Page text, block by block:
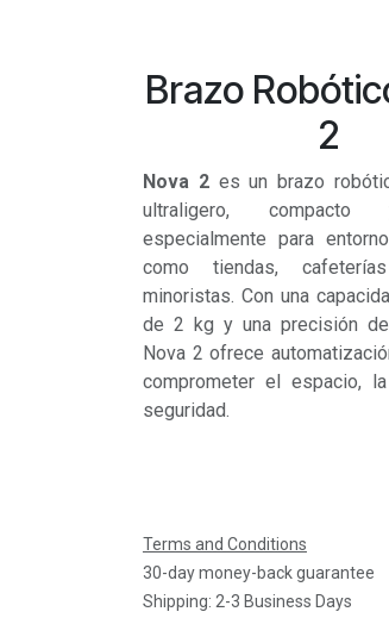
Brazo
2
Nova 2es un brazo
ultraligero, compacto
especialmente para
como tiendas,
minoristas. Con una
de 2 kg y una precisión
Nova 2 ofrece
comprometer el espacio,
seguridad.
Terms and Conditions
30-day money-back guarantee
Shipping: 2-3 Business Days